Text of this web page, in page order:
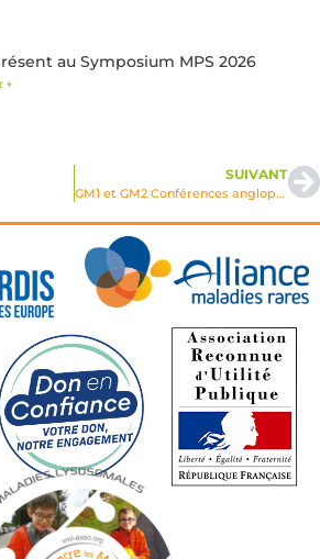
au Symposium MPS 2026
+
SUIVANT
GM1 et GM2 Conférences anglophones en visio